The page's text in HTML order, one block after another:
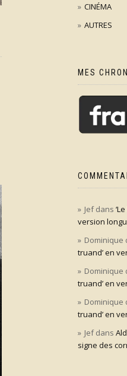
CINÉMA
AUTRES
MES
Jefdans
version
Dominique
truand’ en
Dominique
truand’ en
Dominique
truand’ en
Jefdans
signe des